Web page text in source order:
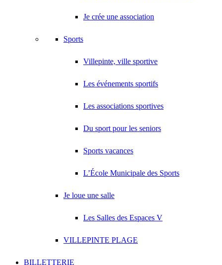
Je crée une association
Sports
Villepinte, ville sportive
Les événements sportifs
Les associations sportives
Du sport pour les seniors
Sports vacances
L’École Municipale des Sports
Je loue une salle
Les Salles des Espaces V
VILLEPINTE PLAGE
BILLETTERIE